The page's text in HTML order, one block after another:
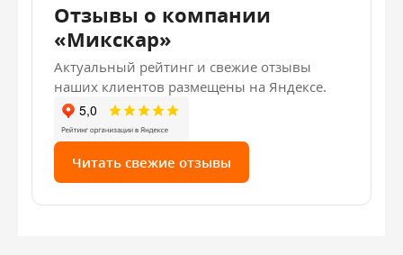
Отзывы о компании
«Микскар»
Актуальный рейтинг и свежие отзывы
наших клиентов размещены на Яндексе.
Читать свежие отзывы